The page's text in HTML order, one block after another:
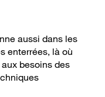
aussi dans les
enterrées, là où
besoins des